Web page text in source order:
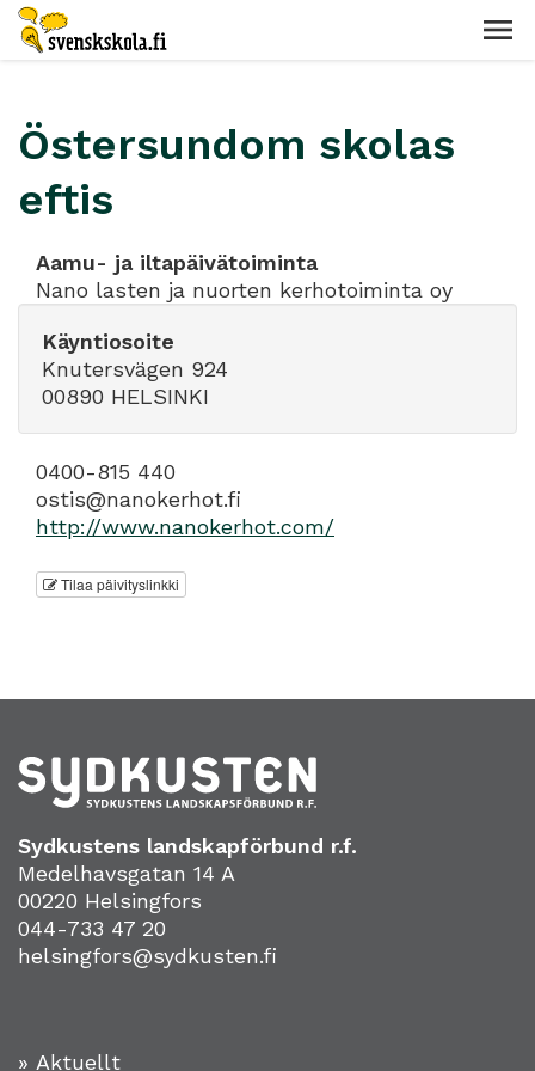
Östersundom skolas
eftis
Aamu- ja iltapäivätoiminta
Nano lasten ja nuorten kerhotoiminta oy
Käyntiosoite
Knutersvägen 924
00890 HELSINKI
0400-815 440
ostis@nanokerhot.fi
http://www.nanokerhot.com/
Tilaa päivityslinkki
Sydkustens landskapförbund r.f.
Medelhavsgatan 14 A
00220 Helsingfors
044-733 47 20
helsingfors@sydkusten.fi
» Aktuellt